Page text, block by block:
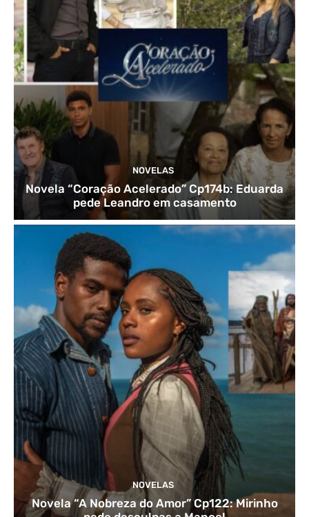
NOVELAS
Novela “Coração Acelerado” Cp174b: Eduarda
pede Leandro em casamento
NOVELAS
Novela “A Nobreza do Amor” Cp122: Mirinho